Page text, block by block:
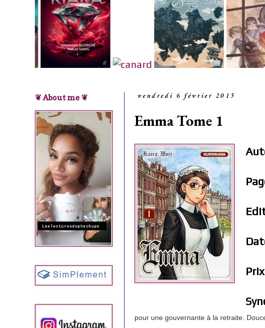
vendredi 6 février 2015
Emma Tome 1
Prix
pour une gouvernante à la retraite.
❦ About me ❦